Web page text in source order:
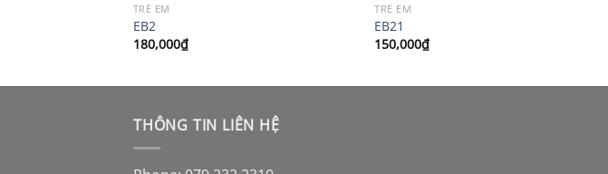
TRẺ EM
EB2
180,000₫
TRẺ EM
EB21
150,000₫
THÔNG TIN LIÊN HỆ